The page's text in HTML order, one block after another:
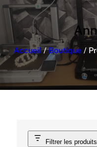
Accueil/Boutique/
Filtrer les produits